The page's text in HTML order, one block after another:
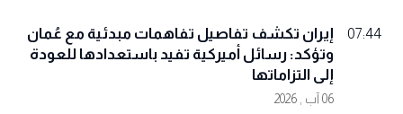
07:44
إيران تكشف تفاصيل تفاهمات مبدئية مع عُمان
وتؤكد: رسائل أميركية تفيد باستعدادها للعودة
إلى التزاماتها
06 آب , 2026